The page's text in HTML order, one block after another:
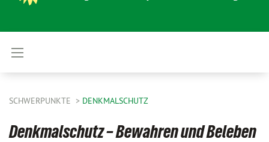
SCHWERPUNKTE DENKMALSCHUTZ
Denkmalschutz – Bewahren und Beleben